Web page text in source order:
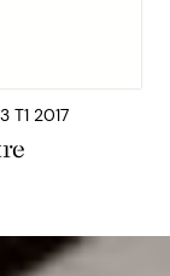
T1 2017